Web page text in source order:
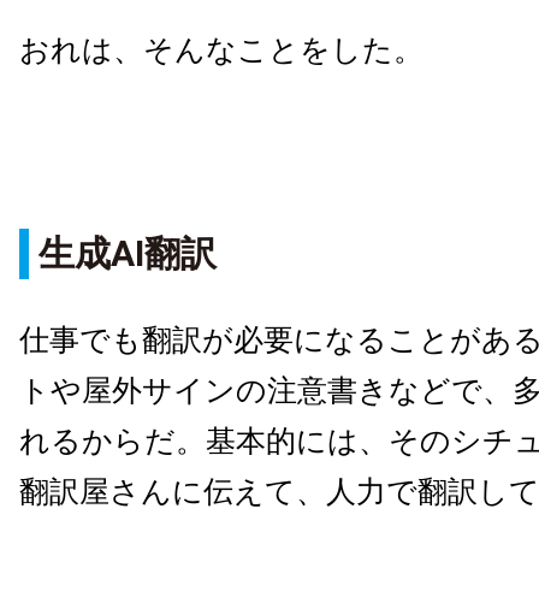
おれは、そんなことをした。
生成AI翻訳
仕事でも翻訳が必要になることがあ
トや屋外サインの注意書きなどで、
れるからだ。基本的には、そのシチ
翻訳屋さんに伝えて、人力で翻訳し